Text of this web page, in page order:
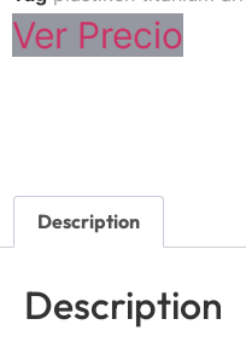
Ver Precio
Description
Description